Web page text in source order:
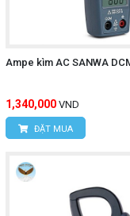
Nội.
TP.Hà Nội
Ampe kìm AC SANWA
1,340,000 VND
ĐẶT MUA